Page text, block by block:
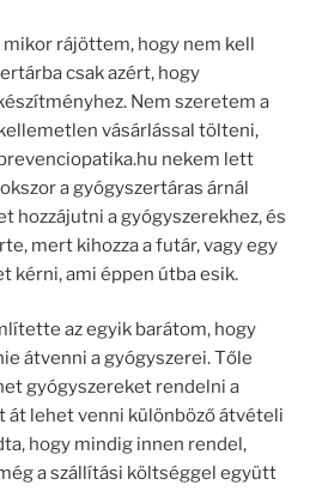
rájöttem, hogy nem kell
csak azért, hogy
Nem szeretem a
vásárlással tölteni,
nekem lett
a gyógyszertáras árnál
hozzájutni a gyógyszerekhez, és
mert kihozza a futár, vagy egy
kérni, ami éppen útba esik.
az egyik barátom, hogy
átvenni a gyógyszerei. Tőle
gyógyszereket rendelni a
át lehet venni különböző átvételi
hogy mindig innen rendel,
a szállítási költséggel együtt